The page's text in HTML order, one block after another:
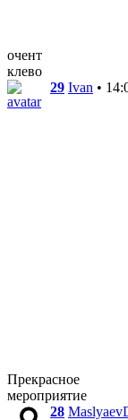
очент
клево
29 Ivan •
Прекрасное
мероприятие
28